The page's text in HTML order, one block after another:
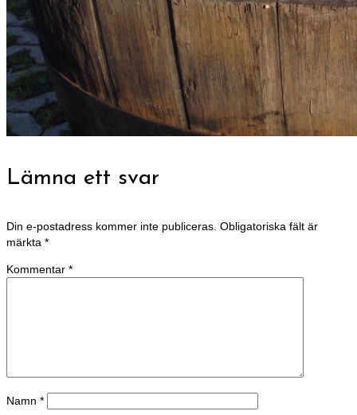
Lämna ett svar
Din e-postadress kommer inte publiceras. Obligatoriska fält är
märkta *
Kommentar *
Namn *